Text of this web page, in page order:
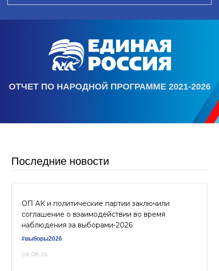
ОТЧЕТ ПО НАРОДНОЙ ПРОГРАММЕ 2021-2026
Последние новости
ОП АК и политические партии заключили
соглашение о взаимодействии во время
наблюдения за выборами-2026
#выборы2026
06.08.26